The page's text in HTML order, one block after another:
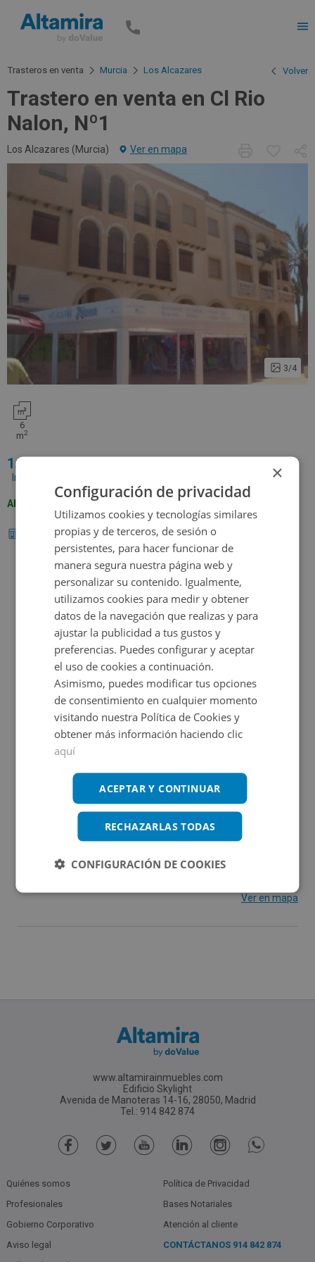
Trasteros en venta Murcia Los Alcazares Volver
Trastero en venta en Cl Rio
Nalon, Nº1
Los Alcazares (Murcia) Ver en mapa
3/4
6
m2
1.100
Impuestos no incluidos
Ahorro 400€ - 26,67% de dto.
Calcular hipoteca ¿Buscas financiación?
Contactar
Descripción
Trastero-altillo de 3m2 útiles, ubicado en la localidad
costera de los Alcázares, provincia de Murcia. Se ubica
en la planta garaje de un conjunto residencial vacacional
Nuevo Principado, a escasa distancia dela playa.
Aprovecha esta oportunidad y hazte con él a un precio
muy competitivo.
Características
Construidos:
Ampliar mapa
Ver en mapa
www.altamirainmuebles.com
Edificio Skylight
Avenida de Manoteras 14-16, 28050, Madrid
Tel.: 914 842 874
Quiénes somos
Profesionales
Gobierno Corporativo
Aviso legal
Política de Privacidad
Bases Notariales
Atención al cliente
CONTÁCTANOS 914 842 874
×
Configuración de privacidad
Utilizamos cookies y tecnologías similares
propias y de terceros, de sesión o
persistentes, para hacer funcionar de
manera segura nuestra página web y
personalizar su contenido. Igualmente,
utilizamos cookies para medir y obtener
datos de la navegación que realizas y para
ajustar la publicidad a tus gustos y
preferencias. Puedes configurar y aceptar
el uso de cookies a continuación.
Asimismo, puedes modificar tus opciones
de consentimiento en cualquier momento
visitando nuestra Política de Cookies y
obtener más información haciendo clic
aquí
ACEPTAR Y CONTINUAR
RECHAZARLAS TODAS
CONFIGURACIÓN DE COOKIES